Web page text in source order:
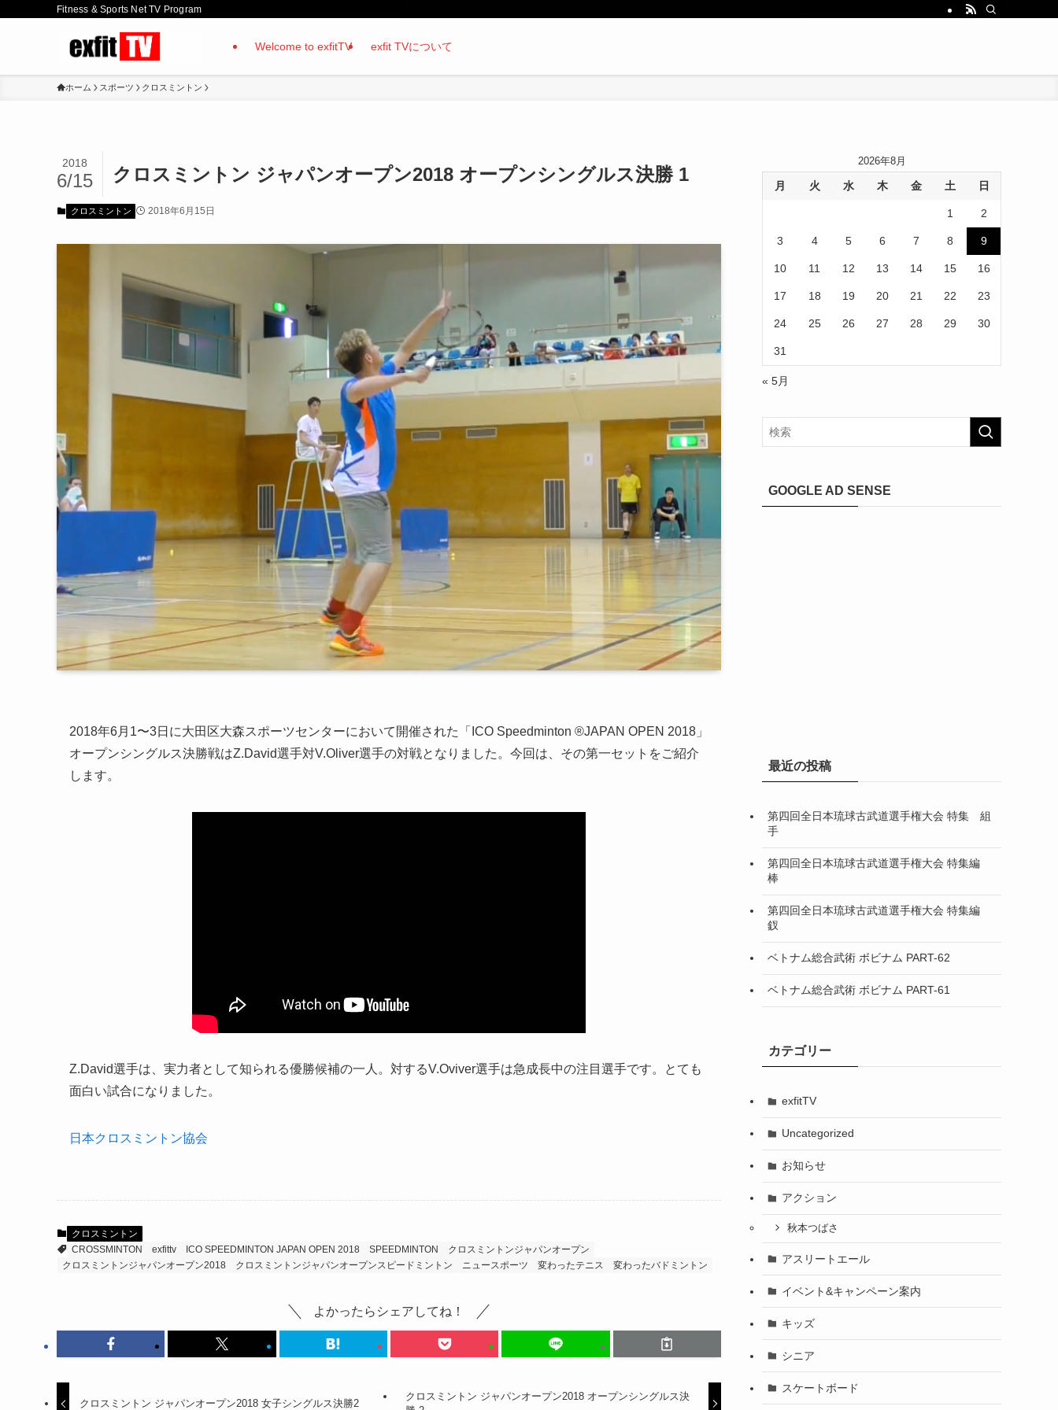
Fitness & Sports Net TV Program
Welcome to exfitTV exfit TVについて
ホーム スポーツ クロスミントン
クロスミントン ジャパンオープン2018 オープンシングルス決勝 1
2018
6/15
クロスミントン 2018年6月15日
2018年6月1〜3日に大田区大森スポーツセンターにおいて開催された「ICO Speedminton ®︎JAPAN OPEN 2018」
オープンシングルス決勝戦はZ.David選手対V.Oliver選手の対戦となりました。今回は、その第一セットをご紹介
します。
Z.David選手は、実力者として知られる優勝候補の一人。対するV.Oviver選手は急成長中の注目選手です。とても
面白い試合になりました。
日本クロスミントン協会
クロスミントン
CROSSMINTON
exfittv ICO SPEEDMINTON JAPAN OPEN 2018 SPEEDMINTON
クロスミントンジャパンオープン
クロスミントンジャパンオープン2018
クロスミントンジャパンオープンスピードミントン ニュースポーツ 変わったテニス 変わったバドミントン
よかったらシェアしてね！
クロスミントン ジャパンオープン2018 女子シングルス決勝2
クロスミントン ジャパンオープン2018 オープンシングルス決
2026年8月
月 火 水 木 金 土 日
1 2
3 4 5 6 7 8 9
10 11 12 13 14 15 16
17 18 19 20 21 22 23
24 25 26 27 28 29 30
31
« 5月
GOOGLE AD SENSE
最近の投稿
第四回全日本琉球古武道選手権大会 特集 組
手
第四回全日本琉球古武道選手権大会 特集編
棒
第四回全日本琉球古武道選手権大会 特集編
釵
ベトナム総合武術 ボビナム PART-62
ベトナム総合武術 ボビナム PART-61
カテゴリー
exfitTV
Uncategorized
お知らせ
アクション
秋本つばさ
アスリートエール
イベント&キャンペーン案内
キッズ
シニア
スケートボード